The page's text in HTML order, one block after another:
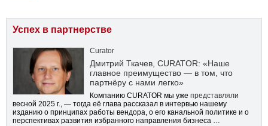
Успех в партнерстве
Curator
Дмитрий Ткачев, CURATOR: «Наше
главное преимущество — в том, что
партнёру с нами легко»
Компанию CURATOR мы уже представляли
весной 2025 г., — тогда её глава рассказал в интервью нашему
изданию о принципах работы вендора, о его канальной политике и о
перспективах развития избранного направления бизнеса …